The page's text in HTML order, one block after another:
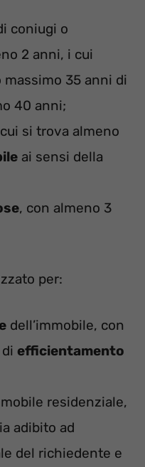
coniugi o
2 anni, i cui
35 anni di
40 anni;
si trova almeno
ai sensi della
, con almeno 3
per:
dell’immobile, con
efficientamento
residenziale,
adibito ad
del richiedente e